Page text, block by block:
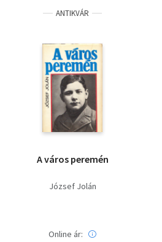
ANTIKVÁR
A város peremén
József Jolán
Online ár: